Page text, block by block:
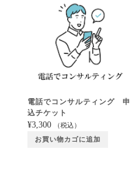
電話でコンサルティング 申
込チケット
¥3,300 （税込）
お買い物カゴに追加